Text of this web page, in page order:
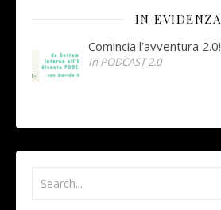
IN EVIDENZA
Comincia l’avventura 2.0!
In PODCAST 2.0